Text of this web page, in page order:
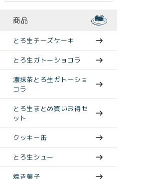
商品
とろ生チーズケーキ
とろ生ガトーショコラ
濃抹茶とろ生ガトーショ
コラ
とろ生まとめ買いお得セ
ット
クッキー缶
とろ生シュー
焼き菓子